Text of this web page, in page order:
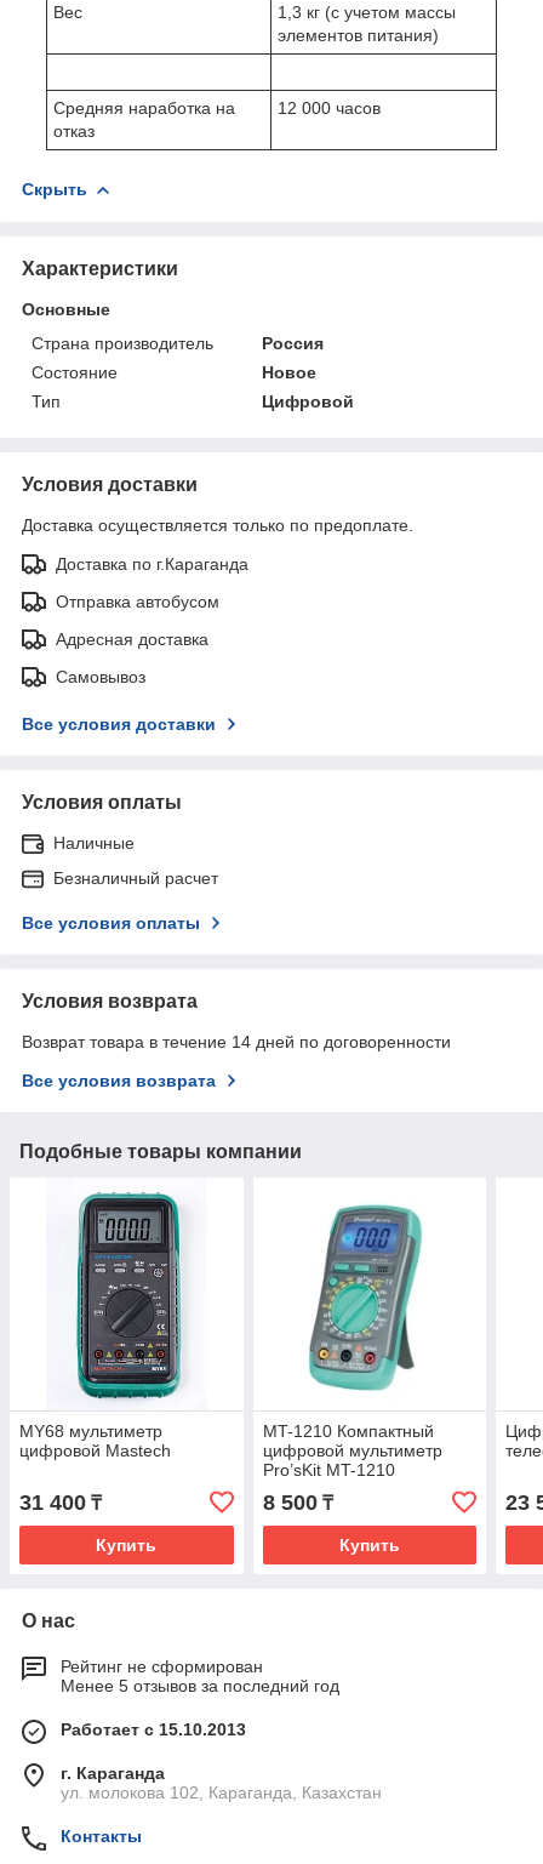
Вес
1,3 кг (с учетом массы
элементов питания)
Средняя наработка на
отказ
12 000 часов
Скрыть
Характеристики
Основные
Страна производитель
Россия
Состояние
Новое
Тип
Цифровой
Условия доставки
Доставка осуществляется только по предоплате.
Доставка по г.Караганда
Отправка автобусом
Адресная доставка
Самовывоз
Все условия доставки
Условия оплаты
Наличные
Безналичный расчет
Все условия оплаты
Условия возврата
Возврат товара в течение 14 дней по договоренности
Все условия возврата
Подобные товары компании
MY68 мультиметр
цифровой Mastech
31 400 ₸
Купить
MT-1210 Компактный
цифровой мультиметр
Pro’sKit MT-1210
8 500₸
Купить
23
О нас
Рейтинг не сформирован
Менее 5 отзывов за последний год
Работает с 15.10.2013
г. Караганда
ул. молокова 102, Караганда, Казахстан
Контакты